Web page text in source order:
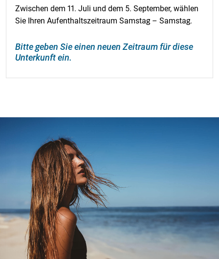
Zwischen dem 11. Juli und dem 5. September, wählen
Sie Ihren Aufenthaltszeitraum Samstag – Samstag.
Bitte geben Sie einen neuen Zeitraum für diese
Unterkunft ein.